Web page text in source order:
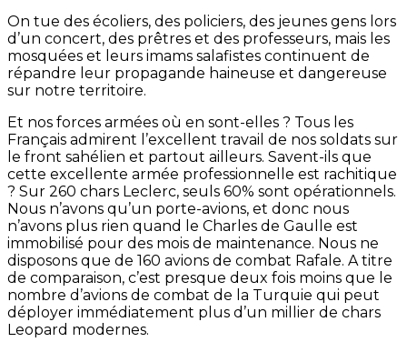
On tue des écoliers, des policiers, des jeunes gens lors
d’un concert, des prêtres et des professeurs, mais les
mosquées et leurs imams salafistes continuent de
répandre leur propagande haineuse et dangereuse
sur notre territoire.
Et nos forces armées où en sont-elles ? Tous les
Français admirent l’excellent travail de nos soldats sur
le front sahélien et partout ailleurs. Savent-ils que
cette excellente armée professionnelle est rachitique
? Sur 260 chars Leclerc, seuls 60% sont opérationnels.
Nous n’avons qu’un porte-avions, et donc nous
n’avons plus rien quand le Charles de Gaulle est
immobilisé pour des mois de maintenance. Nous ne
disposons que de 160 avions de combat Rafale. A titre
de comparaison, c’est presque deux fois moins que le
nombre d’avions de combat de la Turquie qui peut
déployer immédiatement plus d’un millier de chars
Leopard modernes.